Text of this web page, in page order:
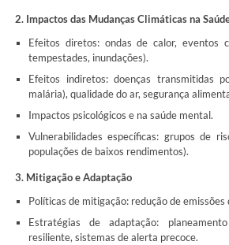
2. Impactos das Mudanças Climáticas na
Efeitos diretos: ondas de calor, eventos
tempestades, inundações).
Efeitos indiretos: doenças transmitidas
malária), qualidade do ar, segurança
Impactos psicológicos e na saúde mental.
Vulnerabilidades específicas: grupos de
populações de baixos rendimentos).
3. Mitigação e Adaptação
Políticas de mitigação: redução de
Estratégias de adaptação:
resiliente, sistemas de alerta precoce.